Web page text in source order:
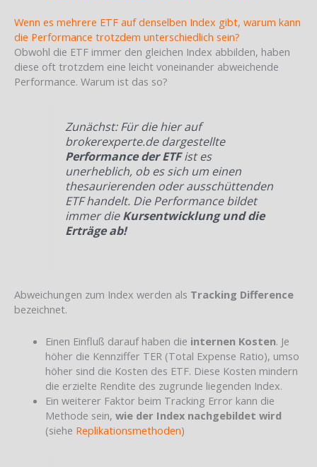
Wenn es mehrere ETF auf denselben Index gibt, warum kann
die Performance trotzdem unterschiedlich sein?
Obwohl die ETF immer den gleichen Index abbilden, haben
diese oft trotzdem eine leicht voneinander abweichende
Performance. Warum ist das so?
Zunächst: Für die hier auf
brokerexperte.de dargestellte
Performance der ETFist es
unerheblich, ob es sich um einen
thesaurierenden oder ausschüttenden
ETF handelt. Die Performance bildet
immer dieKursentwicklung und die
Erträge ab!
Abweichungen zum Index werden als Tracking Difference
bezeichnet.
Einen Einfluß darauf haben die internen Kosten. Je
höher die Kennziffer TER (Total Expense Ratio), umso
höher sind die Kosten des ETF. Diese Kosten mindern
die erzielte Rendite des zugrunde liegenden Index.
Ein weiterer Faktor beim Tracking Error kann die
Methode sein, wie der Index nachgebildet wird
(siehe Replikationsmethoden)